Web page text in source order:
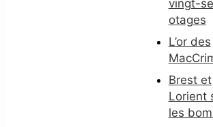
vingt-
otages
L’or des
Brest et
Lorient
les